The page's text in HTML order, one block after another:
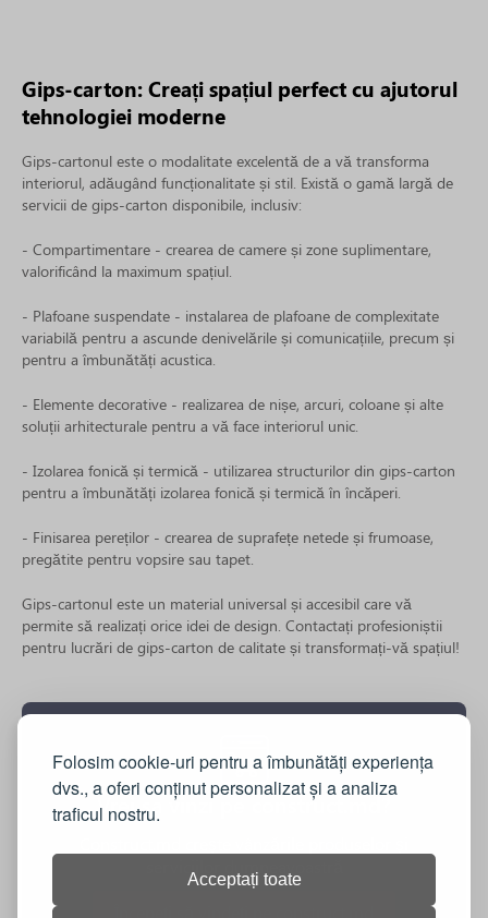
Folosim cookie-uri pentru a îmbunătăți experiența
dvs., a oferi conținut personalizat și a analiza
traficul nostru.
Acceptați toate
Gips-carton: Creați spațiul perfect cu ajutorul
tehnologiei moderne
Gips-cartonul este o modalitate excelentă de a vă transforma
interiorul, adăugând funcționalitate și stil. Există o gamă largă de
servicii de gips-carton disponibile, inclusiv:
- Compartimentare - crearea de camere și zone suplimentare,
valorificând la maximum spațiul.
- Plafoane suspendate - instalarea de plafoane de complexitate
variabilă pentru a ascunde denivelările și comunicațiile, precum și
pentru a îmbunătăți acustica.
- Elemente decorative - realizarea de nișe, arcuri, coloane și alte
soluții arhitecturale pentru a vă face interiorul unic.
- Izolarea fonică și termică - utilizarea structurilor din gips-carton
pentru a îmbunătăți izolarea fonică și termică în încăperi.
- Finisarea pereților - crearea de suprafețe netede și frumoase,
pregătite pentru vopsire sau tapet.
Gips-cartonul este un material universal și accesibil care vă
permite să realizați orice idei de design. Contactați profesioniștii
pentru lucrări de gips-carton de calitate și transformați-vă spațiul!
Vrei sa vinzi pe construct.md?